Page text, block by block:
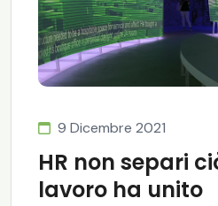
9 Dicembre 2021
HR non separi
lavoro ha unito